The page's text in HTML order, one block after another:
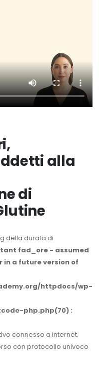
alla
di
della durata di
fad_ore - assumed
in a future version of
httpdocs/wp-
php.php(70) :
connesso a internet.
con protocollo univoco